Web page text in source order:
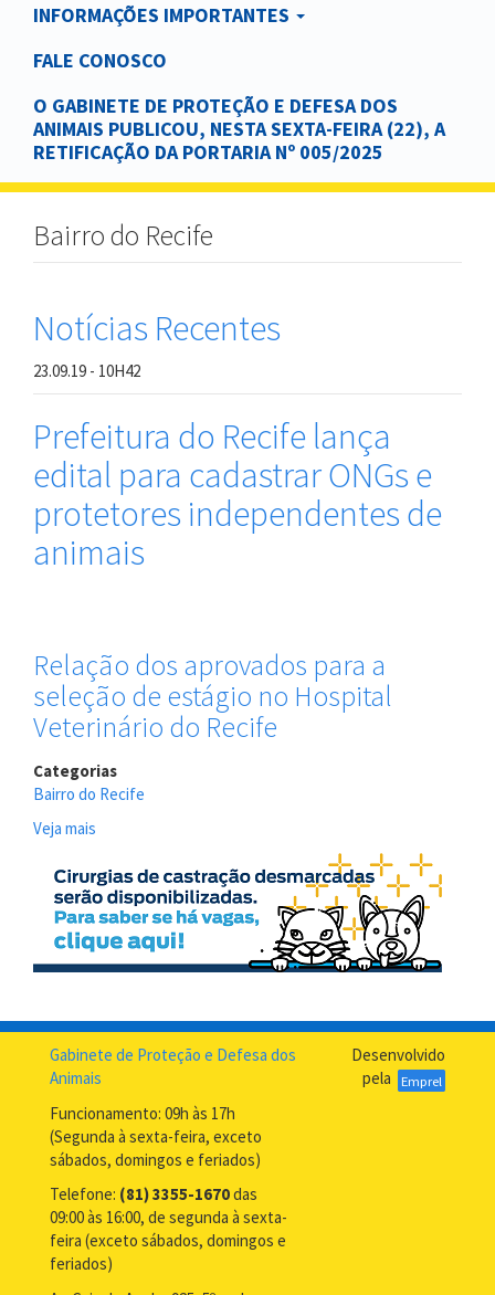
INFORMAÇÕES IMPORTANTES
FALE CONOSCO
O GABINETE DE PROTEÇÃO E DEFESA DOS
ANIMAIS PUBLICOU, NESTA SEXTA-FEIRA (22), A
RETIFICAÇÃO DA PORTARIA Nº 005/2025
Bairro do Recife
Notícias Recentes
23.09.19 - 10H42
Prefeitura do Recife lança
edital para cadastrar ONGs e
protetores independentes de
animais
Relação dos aprovados para a
seleção de estágio no Hospital
Veterinário do Recife
Categorias
Bairro do Recife
Veja mais
Recentes
Gabinete de Proteção e Defesa dos
Animais
Funcionamento: 09h às 17h
(Segunda à sexta-feira, exceto
sábados, domingos e feriados)
Telefone: (81) 3355-1670das
09:00 às 16:00, de segunda à sexta-
feira (exceto sábados, domingos e
feriados)
Desenvolvido
pela
Emprel